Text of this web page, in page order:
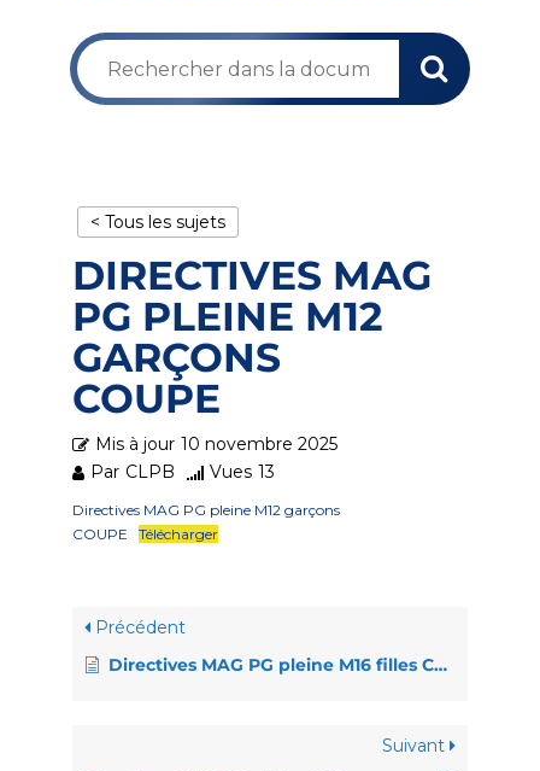
< Tous les sujets
DIRECTIVES MAG
PG PLEINE M12
GARÇONS
COUPE
Mis à jour 10 novembre 2025
Par CLPB Vues 13
Directives MAG PG pleine M12 garçons
COUPE
Télécharger
Précédent
Directives MAG PG pleine M16 filles COUPE
Suivant